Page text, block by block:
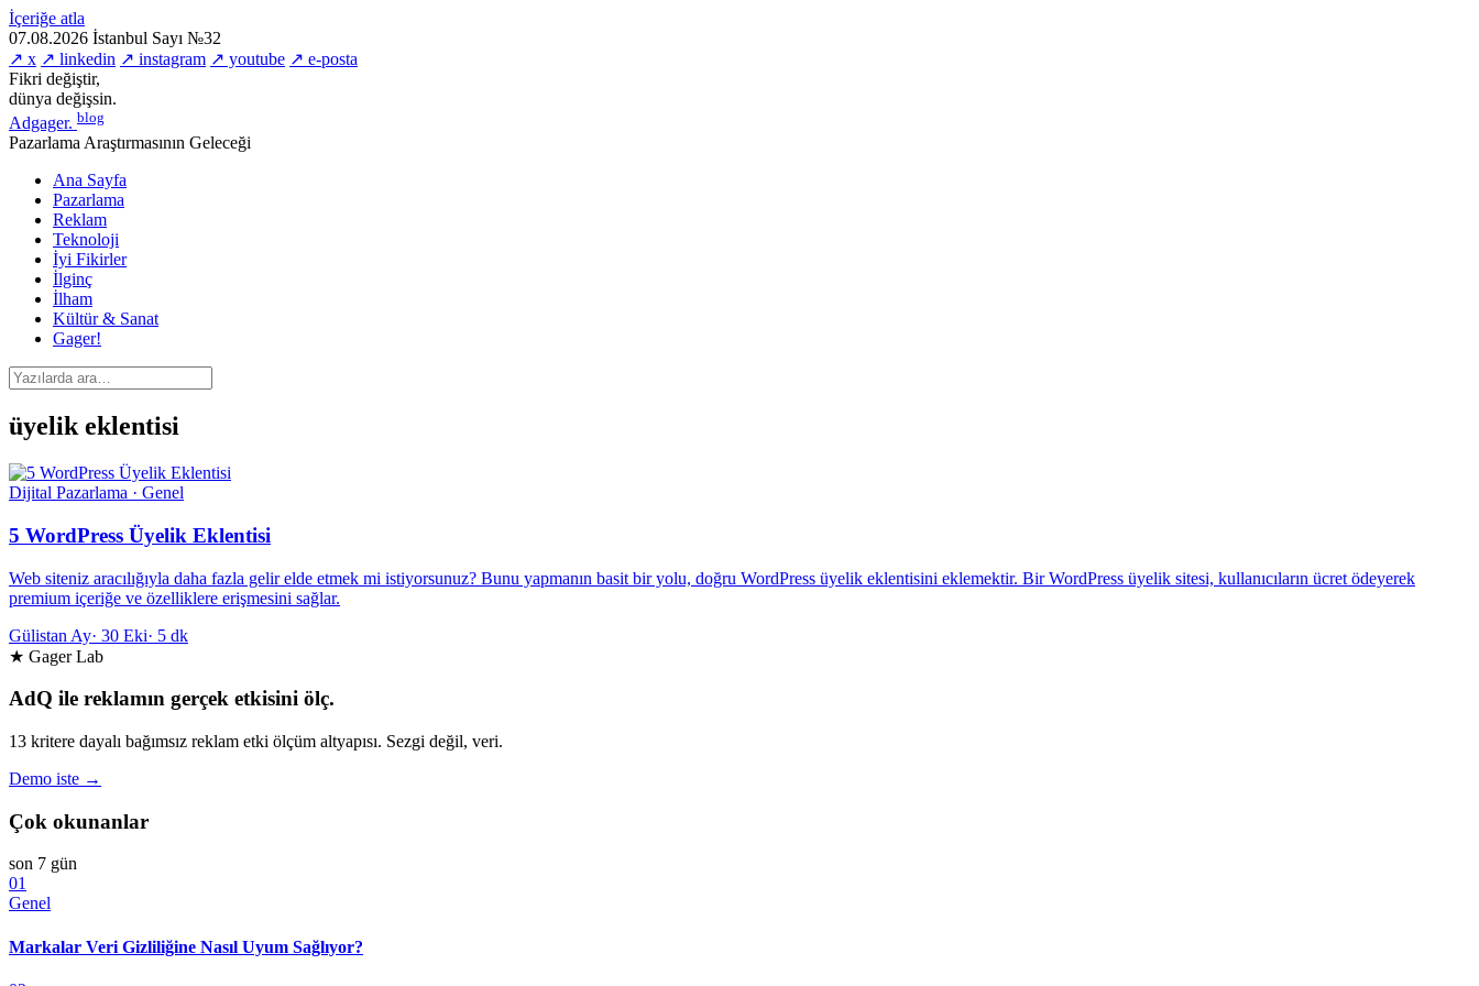
İçeriğe atla
07.08.2026 İstanbul Sayı №32
↗ x ↗ linkedin ↗ instagram ↗ youtube ↗ e-posta
Fikri değiştir,
dünya değişsin.
Adgager. blog
Pazarlama Araştırmasının Geleceği
Ana Sayfa
Pazarlama
Reklam
Teknoloji
İyi Fikirler
İlginç
İlham
Kültür & Sanat
Gager!
üyelik eklentisi
Dijital Pazarlama · Genel
5 WordPress Üyelik Eklentisi
Web siteniz aracılığıyla daha fazla gelir elde etmek mi istiyorsunuz? Bunu yapmanın basit bir yolu, doğru WordPress üyelik eklentisini eklemektir. Bir WordPress üyelik sitesi, kullanıcıların ücret ödeyerek
premium içeriğe ve özelliklere erişmesini sağlar.
Gülistan Ay· 30 Eki· 5 dk
★ Gager Lab
AdQ ile reklamın gerçek etkisini ölç.
13 kritere dayalı bağımsız reklam etki ölçüm altyapısı. Sezgi değil, veri.
Demo iste →
Çok okunanlar
son 7 gün
01
Genel
Markalar Veri Gizliliğine Nasıl Uyum Sağlıyor?